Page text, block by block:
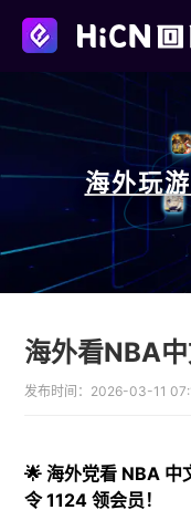
海外玩
发布时间： 2026-03-11
🌟 海外党看 NBA 中
令 1124 领会员！​